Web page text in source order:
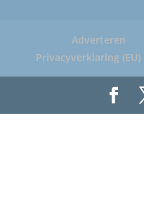
Adverteren
Privacyverklaring (EU)